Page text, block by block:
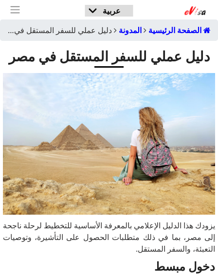
الصفحة الرئيسية المدونة دليل عملي للسفر المستقل في مصر
دليل عملي للسفر المستقل في مصر
يزودك هذا الدليل الإعلامي بالمعرفة الأساسية للتخطيط لرحلة ناجحة
إلى مصر، بما في ذلك متطلبات الحصول على التأشيرة، وتوصيات
التعبئة، والسفر المستقل.
دخول مبسط